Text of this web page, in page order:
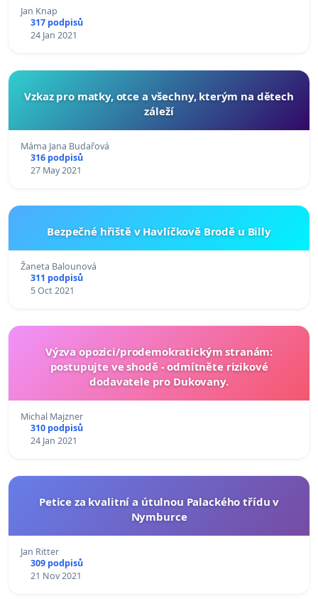
Jan Knap
317 podpisů
24 Jan 2021
Vzkaz pro matky, otce a všechny, kterým na dětech
záleží
Máma Jana Budařová
316 podpisů
27 May 2021
Bezpečné hřiště v Havlíčkově Brodě u Billy
Žaneta Balounová
311 podpisů
5 Oct 2021
Výzva opozici/prodemokratickým stranám:
postupujte ve shodě - odmítněte rizikové
dodavatele pro Dukovany.
Michal Majzner
310 podpisů
24 Jan 2021
Petice za kvalitní a útulnou Palackého třídu v
Nymburce
Jan Ritter
309 podpisů
21 Nov 2021